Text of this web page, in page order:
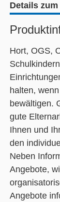
Details
Hort, OGS,
halten,
bewältigen.
gute
Ihnen und
den
Neben
Angebote,
Angebote